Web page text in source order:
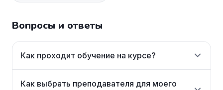
Вопросы и ответы
Как проходит обучение на курсе?
Как выбрать преподавателя для моего